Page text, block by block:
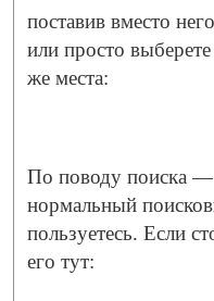
поставив вместо
или просто
же места:
По поводу поиска —
нормальный
пользуетесь. Если
его тут: